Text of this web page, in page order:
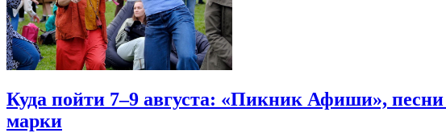
Куда пойти 7–9 августа: «Пикник Афиши»,
марки